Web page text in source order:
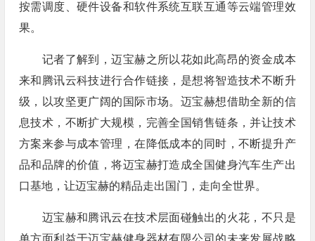
按需调度、硬件设备和软件系统互联互通等云端管理效
果。
记者了解到，迈宝赫之所以花如此高昂的资金成本
来和腾讯云科技进行合作链接，是想将智造技术不断升
级，以攻坚更广阔的国际市场。迈宝赫想借助全新的信
息技术，不断扩大规模，完善全国销售链条，并让技术
方案来参与成本管理，在降低成本的同时，不断提升产
品和品牌的价值，将迈宝赫打造成全国健身汽车生产出
口基地，让迈宝赫的精品走出国门，走向全世界。
迈宝赫和腾讯云在技术层面碰触出的火花，不只是
单方面利益于迈宝赫健身器材有限公司的未来发展战略